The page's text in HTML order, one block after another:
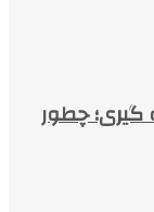
گیری؛ چطور